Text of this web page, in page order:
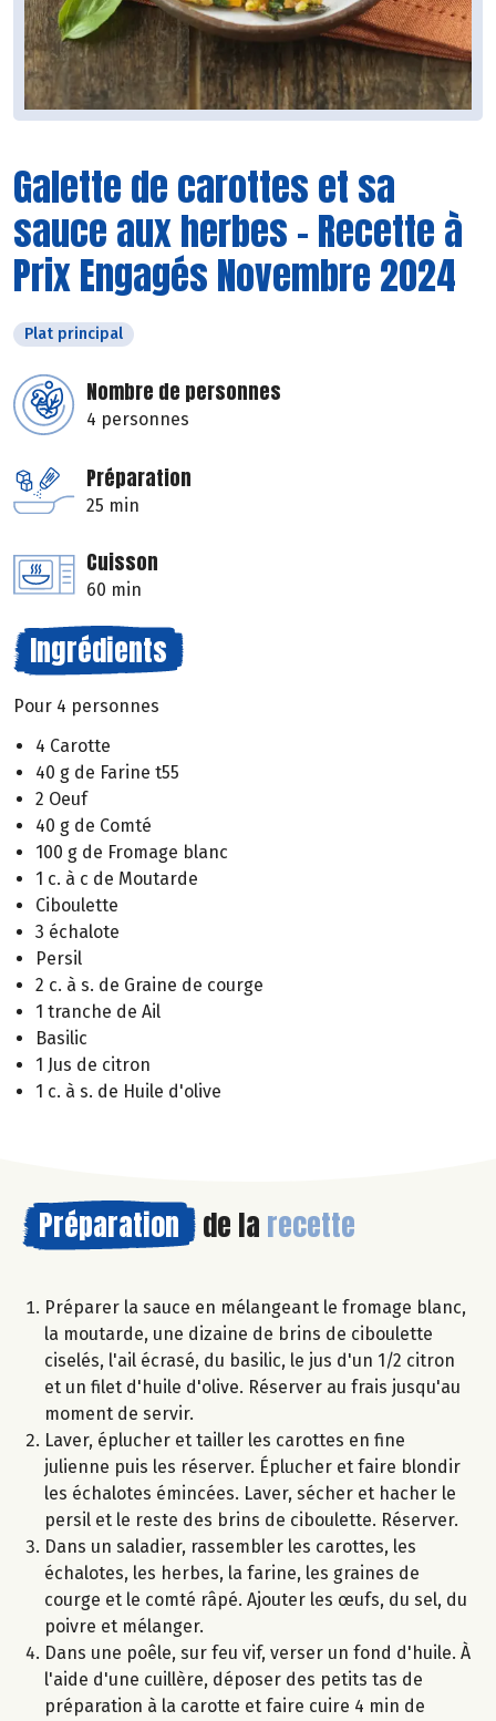
Galette de carottes et sa
sauce aux herbes - Recette à
Prix Engagés Novembre 2024
Plat principal
Nombre de personnes
4 personnes
Préparation
25 min
Cuisson
60 min
Ingrédients
Pour 4 personnes
4 Carotte
40 g de Farine t55
2 Oeuf
40 g de Comté
100 g de Fromage blanc
1 c. à c de Moutarde
Ciboulette
3 échalote
Persil
2 c. à s. de Graine de courge
1 tranche de Ail
Basilic
1 Jus de citron
1 c. à s. de Huile d'olive
Préparation de la recette
Préparer la sauce en mélangeant le fromage blanc,
la moutarde, une dizaine de brins de ciboulette
ciselés, l'ail écrasé, du basilic, le jus d'un 1/2 citron
et un filet d'huile d'olive. Réserver au frais jusqu'au
moment de servir.
Laver, éplucher et tailler les carottes en fine
julienne puis les réserver. Éplucher et faire blondir
les échalotes émincées. Laver, sécher et hacher le
persil et le reste des brins de ciboulette. Réserver.
Dans un saladier, rassembler les carottes, les
échalotes, les herbes, la farine, les graines de
courge et le comté râpé. Ajouter les œufs, du sel, du
poivre et mélanger.
Dans une poêle, sur feu vif, verser un fond d'huile. À
l'aide d'une cuillère, déposer des petits tas de
préparation à la carotte et faire cuire 4 min de